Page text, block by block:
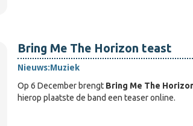
Bring Me The Horizon teast
Nieuws:Muziek
Op 6 December brengtBring Me The
hierop plaatste de band een teaser online.